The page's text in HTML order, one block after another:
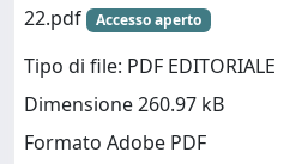
22.pdf
Accesso aperto
Tipo di file: PDF EDITORIALE
Dimensione 260.97 kB
Formato Adobe PDF